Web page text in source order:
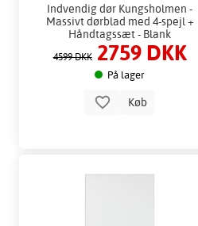
Indvendig dør Kungsholmen -
Massivt dørblad med 4-spejl +
Håndtagssæt - Blank
4599 DKK 2759 DKK
På lager
Køb